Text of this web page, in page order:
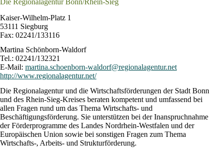
Kaiser-Wilhelm-Platz 1
53111 Siegburg
Fax: 02241/133116
Martina Schönborn-Waldorf
Tel.: 02241/132321
E-Mail: martina.schoenborn-waldorf@regionalagentur.net
http://www.regionalagentur.net/
Die Regionalagentur und die Wirtschaftsförderungen der Stadt Bonn
und des Rhein-Sieg-Kreises beraten kompetent und umfassend bei
allen Fragen rund um das Thema Wirtschafts- und
Beschäftigungsförderung. Sie unterstützen bei der Inanspruchnahme
der Förderprogramme des Landes Nordrhein-Westfalen und der
Europäischen Union sowie bei sonstigen Fragen zum Thema
Wirtschafts-, Arbeits- und Strukturförderung.